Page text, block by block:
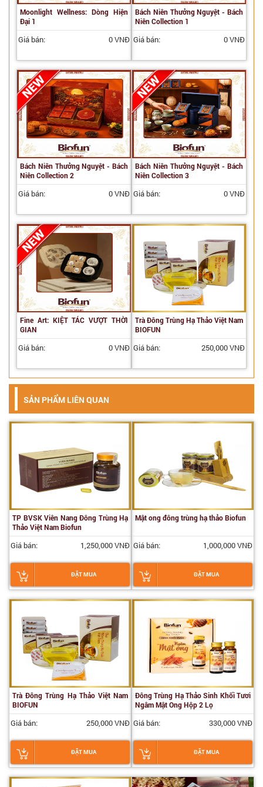
Moonlight Wellness: Dòng Hiện
Đại 1
Giá bán: 0 VNĐ
Bách Niên Thưởng Nguyệt - Bách
Niên Collection 1
Giá bán: 0 VNĐ
Bách Niên Thưởng Nguyệt - Bách
Niên Collection 2
Giá bán: 0 VNĐ
Bách Niên Thưởng Nguyệt - Bách
Niên Collection 3
Giá bán: 0 VNĐ
Fine Art: KIỆT TÁC VƯỢT THỜI
GIAN
Giá bán: 0 VNĐ
Trà Đông Trùng Hạ Thảo Việt Nam
BIOFUN
Giá bán: 250,000 VNĐ
SẢN PHẨM LIÊN QUAN
TP BVSK Viên Nang Đông Trùng Hạ
Thảo Việt Nam Biofun
Giá bán: 1,250,000 VNĐ
ĐẶT MUA
Mật ong đông trùng hạ thảo Biofun
Giá bán: 1,000,000 VNĐ
ĐẶT MUA
Trà Đông Trùng Hạ Thảo Việt Nam
BIOFUN
Giá bán: 250,000 VNĐ
ĐẶT MUA
Đông Trùng Hạ Thảo Sinh Khối Tươi
Ngâm Mật Ong Hộp 2 Lọ
Giá bán: 330,000 VNĐ
ĐẶT MUA